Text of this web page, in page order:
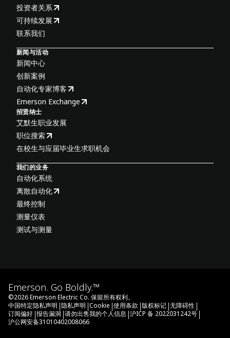
投资者关系
可持续发展
联系我们
新闻与活动
新闻中心
创新案例
自动化专家博客
Emerson Exchange
招贤纳士
艾默生职业发展
职位搜索
在校生与应届毕业生求职机会
我们的业务
自动化系统
离散自动化
最终控制
测量仪表
测试与测量
Emerson. Go Boldly.™
©2026Emerson Electric Co. 保留所有权利。
中国特定隐私声明 |隐私声明 |Cookie |使用条款 |版权标记 |无障碍性 |
订阅偏好 |报告漏洞 |请勿出售我的个人信息 |沪ICP 备 2022031242号 |
沪公网安备31010402008066